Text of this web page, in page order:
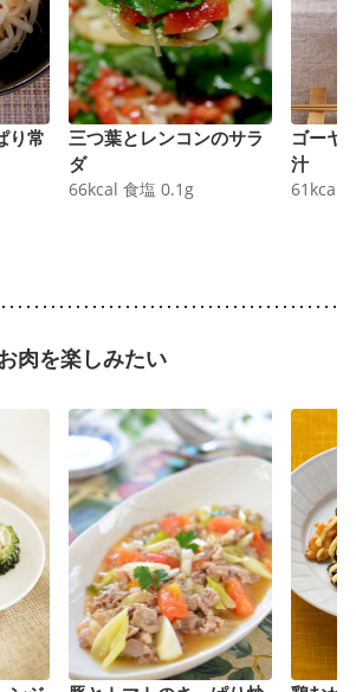
り常
三つ葉とレンコンのサラ
ダ
66kcal 食塩 0.1 g
ゴーヤ
汁
61 kcal
肉を楽しみたい